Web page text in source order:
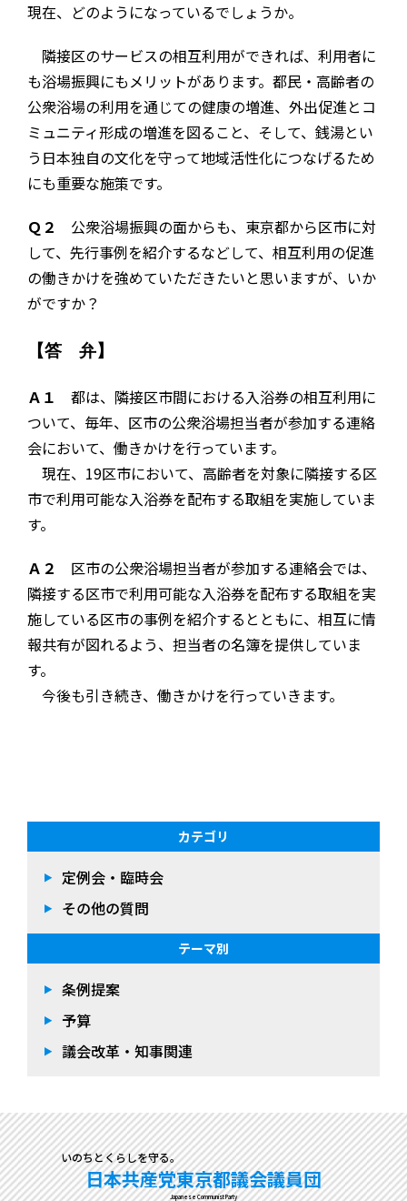
現在、どのようになっているでしょうか。
隣接区のサービスの相互利用ができれば、利用者に
も浴場振興にもメリットがあります。都民・高齢者の
公衆浴場の利用を通じての健康の増進、外出促進とコ
ミュニティ形成の増進を図ること、そして、銭湯とい
う日本独自の文化を守って地域活性化につなげるため
にも重要な施策です。
Ｑ２
公衆浴場振興の面からも、東京都から区市に対
して、先行事例を紹介するなどして、相互利用の促進
の働きかけを強めていただきたいと思いますが、いか
がですか？
【答 弁】
Ａ１
都は、隣接区市間における入浴券の相互利用に
ついて、毎年、区市の公衆浴場担当者が参加する連絡
会において、働きかけを行っています。
現在、19区市において、高齢者を対象に隣接する区
市で利用可能な入浴券を配布する取組を実施していま
す。
Ａ２
区市の公衆浴場担当者が参加する連絡会では、
隣接する区市で利用可能な入浴券を配布する取組を実
施している区市の事例を紹介するとともに、相互に情
報共有が図れるよう、担当者の名簿を提供していま
す。
今後も引き続き、働きかけを行っていきます。
カテゴリ
定例会・臨時会
その他の質問
テーマ別
条例提案
予算
議会改革・知事関連
いのちとくらしを守る。
日本共産党東京都議会議員団
Japanese Communist Party